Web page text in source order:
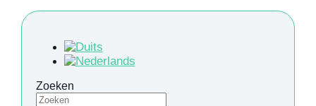
Zoeken